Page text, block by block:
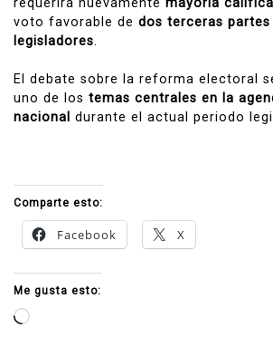
voto favorable de dos terceras partes
legisladores.
El debate sobre la reforma electoral
uno de los temas centrales en la
nacional durante el actual periodo
Comparte esto:
Facebook X
Me gusta esto:
Cargando...